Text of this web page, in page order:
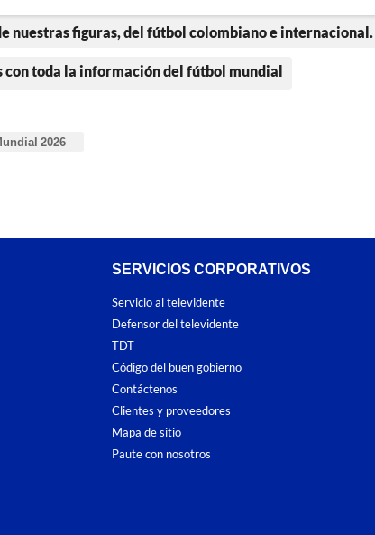
nuestras figuras, del fútbol colombiano e internacional.
con toda la información del fútbol mundial
2026
SERVICIOS CORPORATIVOS
Servicio al televidente
Defensor del televidente
TDT
Código del buen gobierno
Contáctenos
Clientes y proveedores
Mapa de sitio
Paute con nosotros